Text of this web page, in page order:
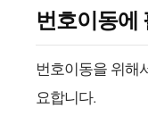
번호이동에
번호이동을 위해
요합니다.